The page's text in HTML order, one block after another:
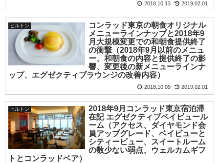
2018.10.13 2019.02.01
ヒルトン
コンラッド東京の朝食オリジナル
メニューラインナップと2018年9
月大規模変更での和朝食提供終了
の衝撃（2018年9月以前のメニュ
ー、和朝食の内容と提供終了の影
響、変更後の新メニューラインナ
ップ、エグゼクティブラウンジの改善内容）
2018.10.09 2019.02.01
ヒルトン
2018年9月コンラッド東京宿泊滞
在記 エグゼクティブベイビュール
ーム（アクセス、ダイヤモンド会
員アップグレード、ベイビューと
シティービュー、スイートルーム
の数少ない弱点、ウェルカムギフ
トとコンラッドベア）